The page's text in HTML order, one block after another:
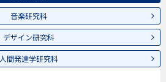
音楽研究科
デザイン研究科
人間発達学研究科